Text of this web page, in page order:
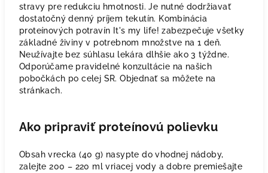
stravy pre redukciu hmotnosti. Je nutné dodržiavať
dostatočný denný príjem tekutín. Kombinácia
proteínových potravín It's my life! zabezpečuje všetky
základné živiny v potrebnom množstve na 1 deň.
Neužívajte bez súhlasu lekára dlhšie ako 3 týždne.
Odporúčame pravidelné konzultácie na našich
pobočkách po celej SR. Objednať sa môžete na
stránkach.
Ako pripraviť proteínovú polievku
Obsah vrecka (40 g) nasypte do vhodnej nádoby,
zalejte 200 – 220 ml vriacej vody a dobre premiešajte